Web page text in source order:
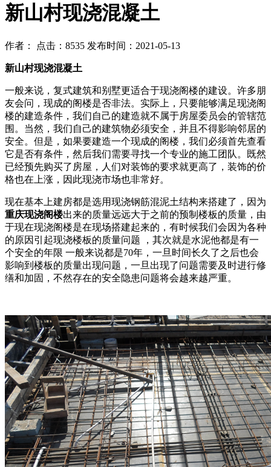
新山村现浇混凝土
作者： 点击：8535 发布时间：2021-05-13
新山村现浇混凝土
一般来说，复式建筑和别墅更适合于现浇阁楼的建设。许多朋
友会问，现成的阁楼是否非法。实际上，只要能够满足现浇阁
楼的建造条件，我们自己的建造就不属于房屋委员会的管辖范
围。当然，我们自己的建筑物必须安全，并且不得影响邻居的
安全。但是，如果要建造一个现成的阁楼，我们必须首先查看
它是否有条件，然后我们需要寻找一个专业的施工团队。既然
已经预先购买了房屋，人们对装饰的要求就更高了，装饰的价
格也在上涨，因此现浇市场也非常好。
现在基本上建房都是选用现浇钢筋混泥土结构来搭建了，因为
重庆现浇阁楼出来的质量远远大于之前的预制楼板的质量，由
于现在现浇阁楼是在现场搭建起来的，有时候我们会因为各种
的原因引起现浇楼板的质量问题 ，其次就是水泥他都是有一
个安全的年限 一般来说都是70年，一旦时间长久了之后也会
影响到楼板的质量出现问题，一旦出现了问题需要及时进行修
缮和加固，不然存在的安全隐患问题将会越来越严重。